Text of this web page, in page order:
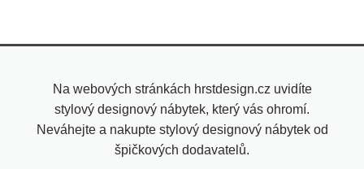
Na webových stránkách hrstdesign.cz uvidíte
stylový designový nábytek, který vás ohromí.
Neváhejte a nakupte stylový designový nábytek od
špičkových dodavatelů.